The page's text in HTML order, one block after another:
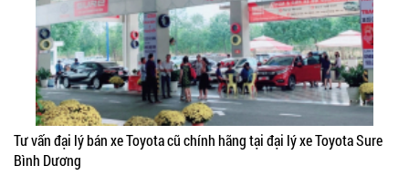
Tư vấn đại lý bán xe Toyota cũ chính hãng tại đại lý xe Toyota Sure
Bình Dương